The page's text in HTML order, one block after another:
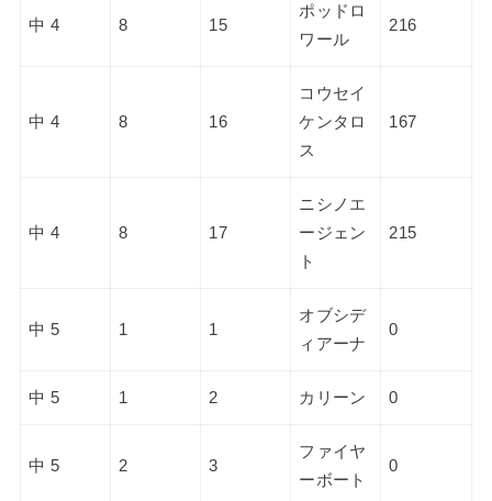
中 4 8 15
ポッドロ
ワール
216
中 4 8 16
コウセイ
ケンタロ
ス
167
中 4 8 17
ニシノエ
ージェン
ト
215
中 5 1 1
オブシデ
ィアーナ
0
中 5 1 2 カリーン 0
中 5 2 3
ファイヤ
ーボート
0